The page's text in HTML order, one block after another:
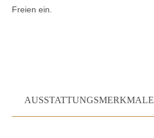
Freien ein.
AUSSTATTUNGSMERKMALE